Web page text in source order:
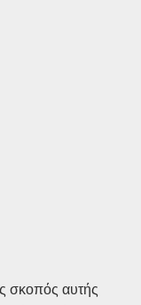
σκοπός αυτής